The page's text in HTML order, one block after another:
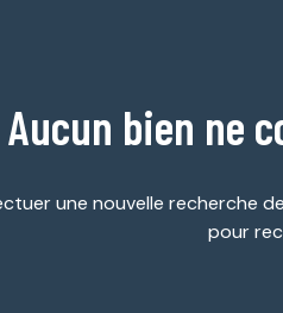
Aucun bien ne
une nouvelle recherche
pour